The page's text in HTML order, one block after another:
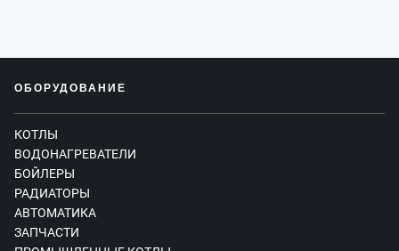
ОБОРУДОВАНИЕ
КОТЛЫ
ВОДОНАГРЕВАТЕЛИ
БОЙЛЕРЫ
РАДИАТОРЫ
АВТОМАТИКА
ЗАПЧАСТИ